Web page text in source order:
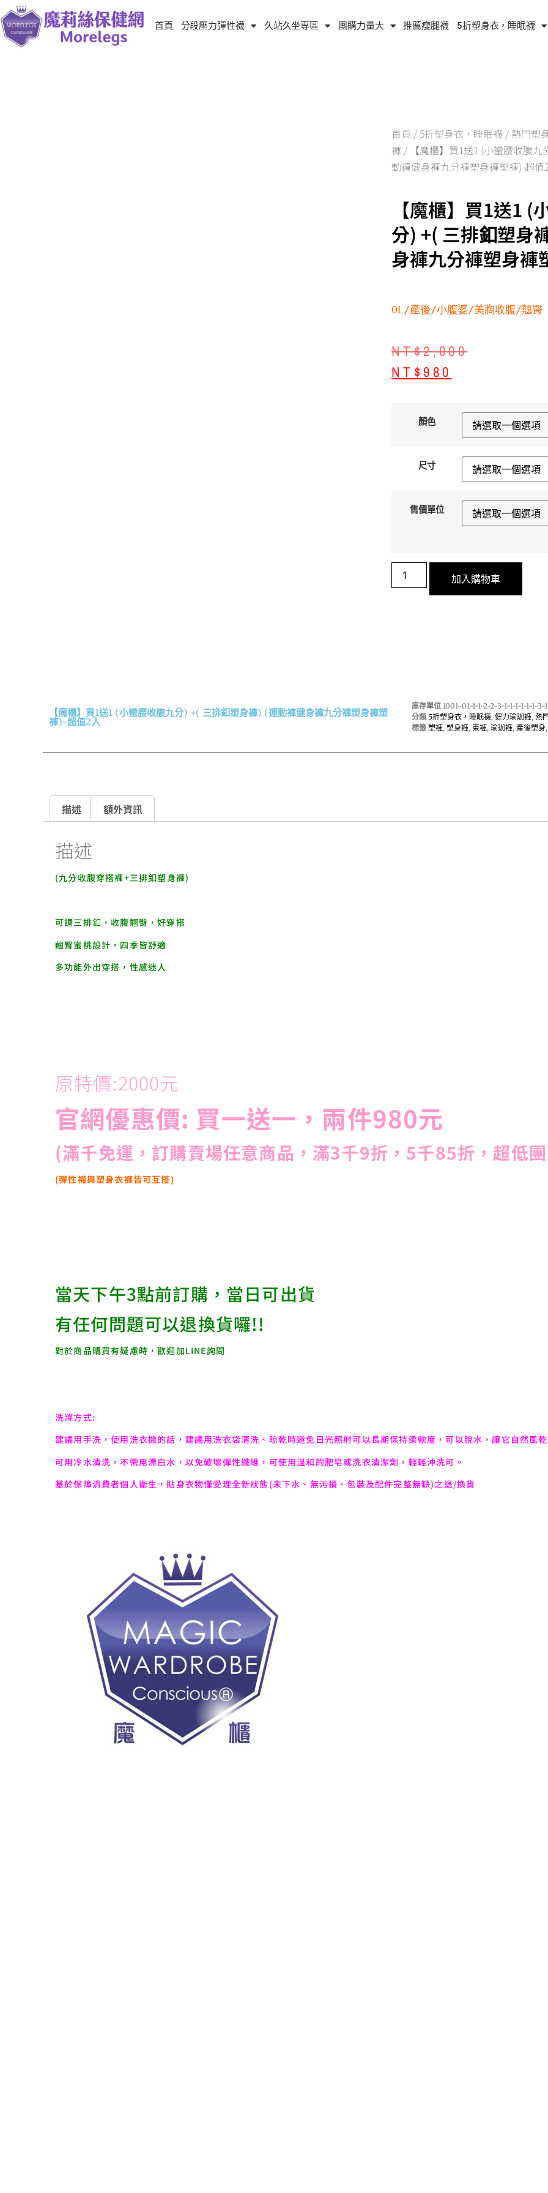
首頁 分段壓力彈性襪 久站久坐專區 團購力量大 推薦瘦腿襪 5折塑身衣，睡眠襪
首頁 /5折塑身衣，睡眠襪 / 熱門塑
褲 / 【魔櫃】買1送1 (小蠻腰收腹九
動褲健身褲九分褲塑身褲塑褲)-超值
【魔櫃】買1送1 (
分) +( 三排釦塑身
身褲九分褲塑身褲
OL/產後/小腹婆/美胸收腹/翹臀
NT$2,000
NT$980
顏色
尺寸
售價單位
加入購物車
【魔櫃】買1送1 (小蠻腰收腹九分) +( 三排釦塑身褲) (運動褲健身褲九分褲塑身褲塑
褲)-超值2入
庫存單位1001-01-1-1-2-2-3-1-1-1-1-1-1-3-1
分類 5折塑身衣，睡眠襪,健力瑜珈褲,熱
標籤 塑褲,塑身褲, 束褲,瑜珈褲, 產後塑身
描述 額外資訊
描述
(九分收腹穿搭褲+三排釦塑身褲)
可調三排釦，收腹翹臀，好穿搭
翹臀蜜桃設計，四季皆舒適
多功能外出穿搭，性感迷人
原特價:2000元
官網優惠價: 買一送一，兩件980元
(滿千免運，訂購賣場任意商品，滿3千9折，5千85折，超低
(彈性襪與塑身衣褲皆可互搭)
當天下午3點前訂購，當日可出貨
有任何問題可以退換貨囉!!
對於商品購買有疑慮時，歡迎加LINE詢問
洗滌方式:
建議用手洗，使用洗衣機的話，建議用洗衣袋清洗、晾乾時避免日光照射可以長期保持柔軟度，可以脫水，讓它自然風
可用冷水清洗，不需用漂白水，以免破壞彈性纖維，可使用溫和的肥皂或洗衣清潔劑，輕輕沖洗可。
基於保障消費者個人衛生，貼身衣物僅受理全新狀態(未下水、無污損、包裝及配件完整無缺)之退/換貨